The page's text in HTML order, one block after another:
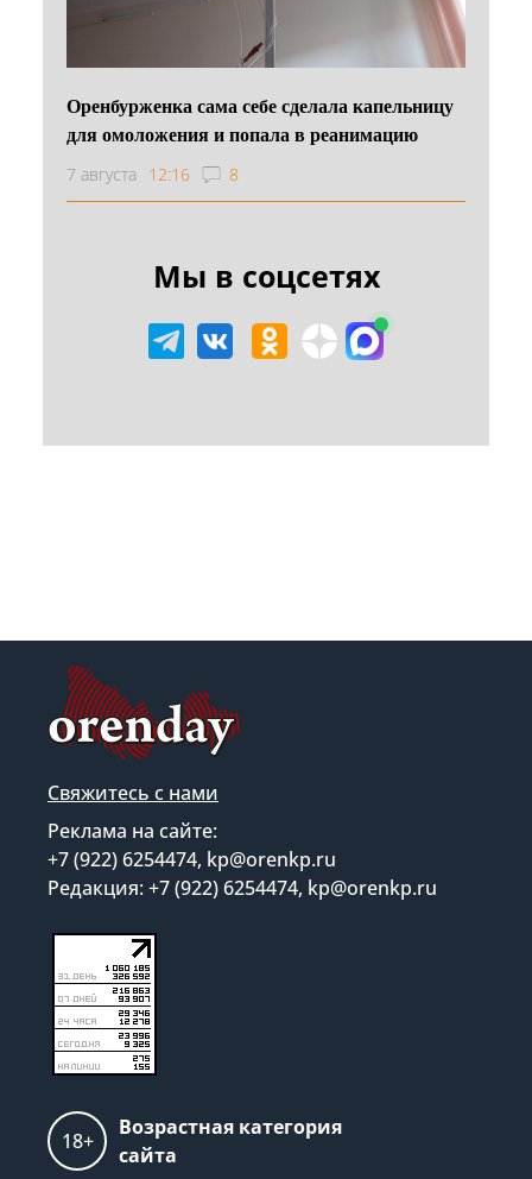
Оренбурженка сама себе сделала капельницу
для омоложения и попала в реанимацию
7 августа 12:16 8
Мы в соцсетях
Свяжитесь с нами
Реклама на сайте:
+7 (922) 6254474, kp@orenkp.ru
Редакция: +7 (922) 6254474, kp@orenkp.ru
18+
Возрастная категория
сайта